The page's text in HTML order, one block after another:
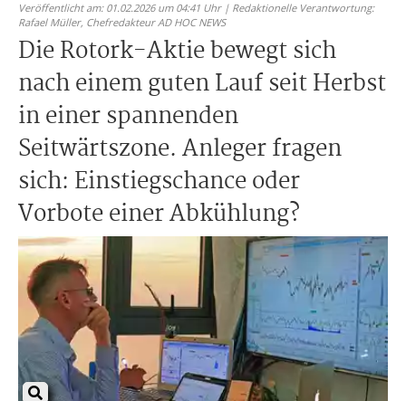
Veröffentlicht am: 01.02.2026 um 04:41 Uhr | Redaktionelle Verantwortung:
Rafael Müller, Chefredakteur AD HOC NEWS
Die Rotork-Aktie bewegt sich
nach einem guten Lauf seit Herbst
in einer spannenden
Seitwärtszone. Anleger fragen
sich: Einstiegschance oder
Vorbote einer Abkühlung?